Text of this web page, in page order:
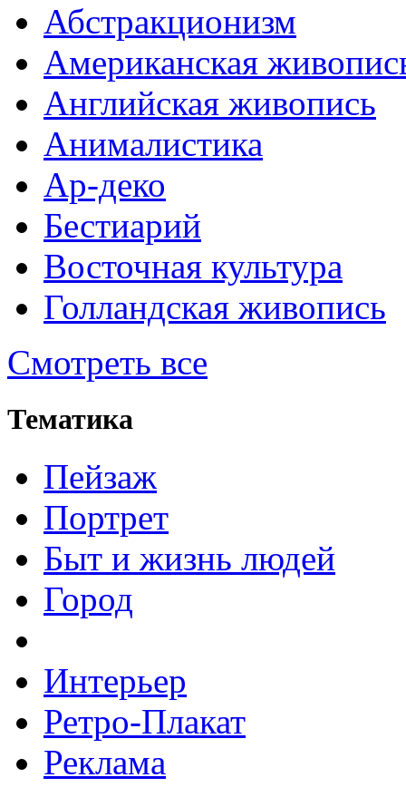
Абстракционизм
Американская
Английская живопись
Анималистика
Ар-деко
Бестиарий
Восточная культура
Голландская живопись
Смотреть все
Тематика
Пейзаж
Портрет
Быт и жизнь людей
Город
Интерьер
Ретро-Плакат
Реклама